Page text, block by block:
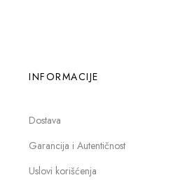
INFORMACIJE
Dostava
Garancija i Autentičnost
Uslovi korišćenja